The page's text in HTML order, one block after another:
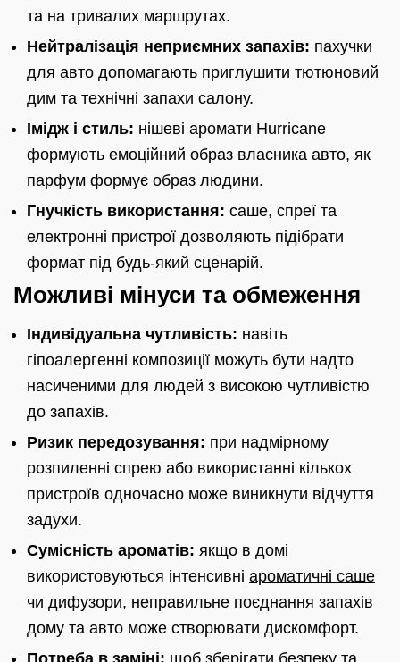
та на тривалих маршрутах.
Нейтралізація неприємних запахів: пахучки
для авто допомагають приглушити тютюновий
дим та технічні запахи салону.
Імідж і стиль: нішеві аромати Hurricane
формують емоційний образ власника авто, як
парфум формує образ людини.
Гнучкість використання: саше, спреї та
електронні пристрої дозволяють підібрати
формат під будь-який сценарій.
Можливі мінуси та обмеження
Індивідуальна чутливість: навіть
гіпоалергенні композиції можуть бути надто
насиченими для людей з високою чутливістю
до запахів.
Ризик передозування: при надмірному
розпиленні спрею або використанні кількох
пристроїв одночасно може виникнути відчуття
задухи.
Сумісність ароматів: якщо в домі
використовуються інтенсивні ароматичні саше
чи дифузори, неправильне поєднання запахів
дому та авто може створювати дискомфорт.
Потреба в заміні: щоб зберігати безпеку та